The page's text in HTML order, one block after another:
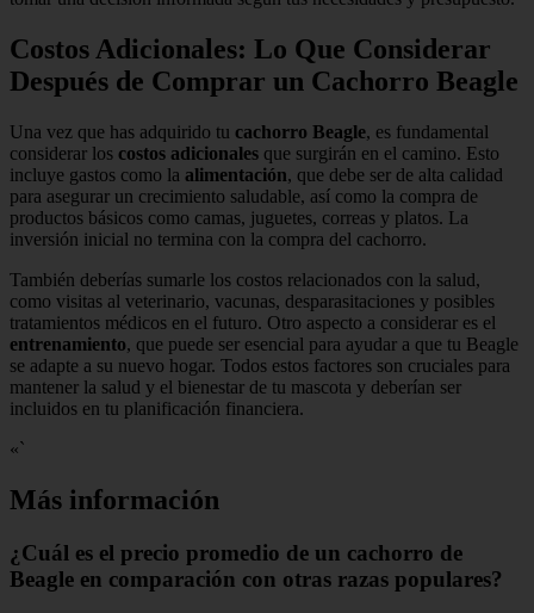
Costos Adicionales: Lo Que Considerar
Después de Comprar un Cachorro Beagle
Una vez que has adquirido tu cachorro Beagle, es fundamental
considerar los costos adicionales que surgirán en el camino. Esto
incluye gastos como la alimentación, que debe ser de alta calidad
para asegurar un crecimiento saludable, así como la compra de
productos básicos como camas, juguetes, correas y platos. La
inversión inicial no termina con la compra del cachorro.
También deberías sumarle los costos relacionados con la salud,
como visitas al veterinario, vacunas, desparasitaciones y posibles
tratamientos médicos en el futuro. Otro aspecto a considerar es el
entrenamiento, que puede ser esencial para ayudar a que tu Beagle
se adapte a su nuevo hogar. Todos estos factores son cruciales para
mantener la salud y el bienestar de tu mascota y deberían ser
incluidos en tu planificación financiera.
«`
Más información
¿Cuál es el precio promedio de un cachorro de
Beagle en comparación con otras razas populares?